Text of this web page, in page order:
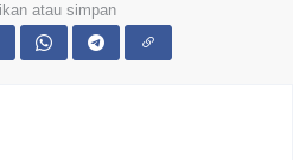
atau simpan